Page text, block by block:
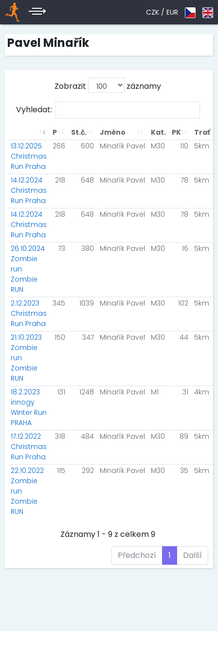
CZK / EUR
Pavel Minařík
Zobrazit záznamy
Vyhledat:
P St.č. Jméno Kat. PK
Trať
13.12.2025
Christmas
Run Praha
266 600 Minařík Pavel M30 110 5km
14.12.2024
Christmas
Run Praha
218 648 Minařík Pavel M30 78 5km
14.12.2024
Christmas
Run Praha
218 648 Minařík Pavel M30 78 5km
26.10.2024
Zombie
run
Zombie
RUN
73 380 Minařík Pavel M30 16 5km
2.12.2023
Christmas
Run Praha
345 1039 Minařík Pavel M30 102 5km
21.10.2023
Zombie
run
Zombie
RUN
150 347 Minařík Pavel M30 44 5km
18.2.2023
innogy
Winter Run
PRAHA
131 1248 Minařík Pavel M1 31 4km
17.12.2022
Christmas
Run Praha
318 484 Minařík Pavel M30 89 5km
22.10.2022
Zombie
run
Zombie
RUN
115 292 Minařík Pavel M30 35 5km
Záznamy 1 - 9 z celkem 9
Předchozí
1 Další